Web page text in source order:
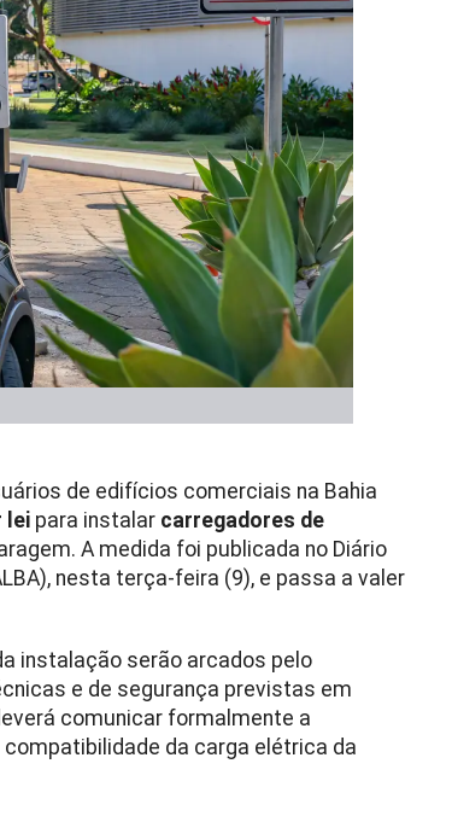
de edifícios comerciais na Bahia
lei para instalar carregadores de
A medida foi publicada no Diário
nesta terça-feira (9), e passa a valer
instalação serão arcados pelo
e de segurança previstas em
comunicar formalmente a
da carga elétrica da